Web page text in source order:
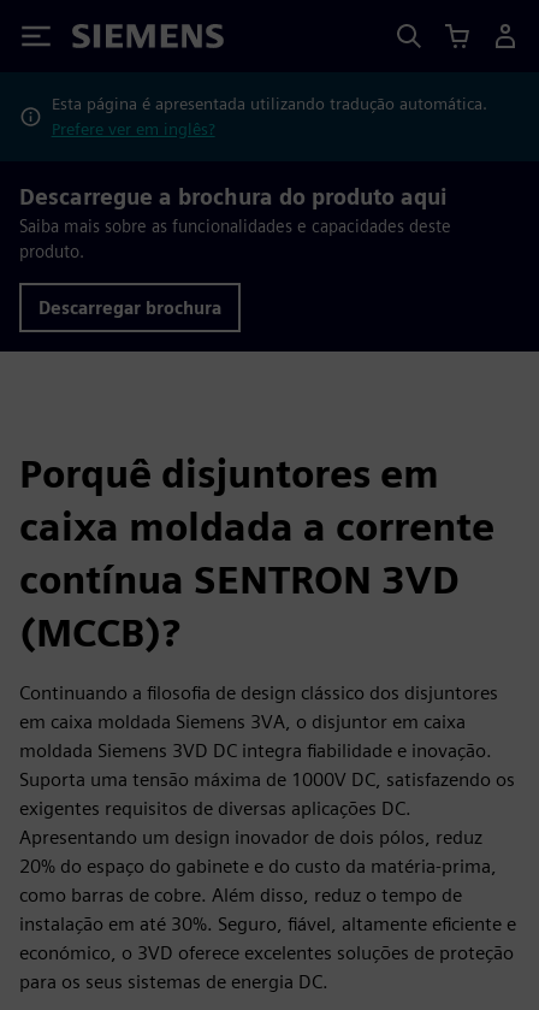
Siemens
Esta página é apresentada utilizando tradução automática.
Prefere ver em inglês?
Descarregue a brochura do produto aqui
Saiba mais sobre as funcionalidades e capacidades deste
produto.
Descarregar brochura
Porquê disjuntores em
caixa moldada a corrente
contínua SENTRON 3VD
(MCCB)?
Continuando a filosofia de design clássico dos disjuntores
em caixa moldada Siemens 3VA, o disjuntor em caixa
moldada Siemens 3VD DC integra fiabilidade e inovação.
Suporta uma tensão máxima de 1000V DC, satisfazendo os
exigentes requisitos de diversas aplicações DC.
Apresentando um design inovador de dois pólos, reduz
20% do espaço do gabinete e do custo da matéria-prima,
como barras de cobre. Além disso, reduz o tempo de
instalação em até 30%. Seguro, fiável, altamente eficiente e
económico, o 3VD oferece excelentes soluções de proteção
para os seus sistemas de energia DC.